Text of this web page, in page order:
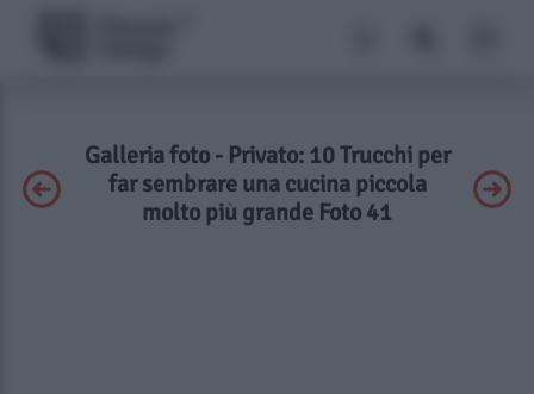
Galleria foto - Privato: 10 Trucchi per
far sembrare una cucina piccola
molto più grande Foto 41